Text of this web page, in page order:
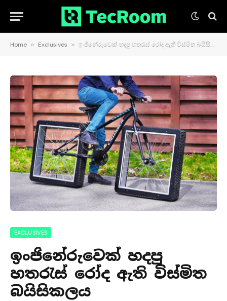
Home » Exclusives » ඉංජිනේරුවෙක් හදපු හතරැස් රෝද ඇති විස්මිත බයිසිකලය
EXCLUSIVES
ඉංජිනේරුවෙක් හදපු
හතරැස් රෝද ඇති විස්මිත
බයිසිකලය